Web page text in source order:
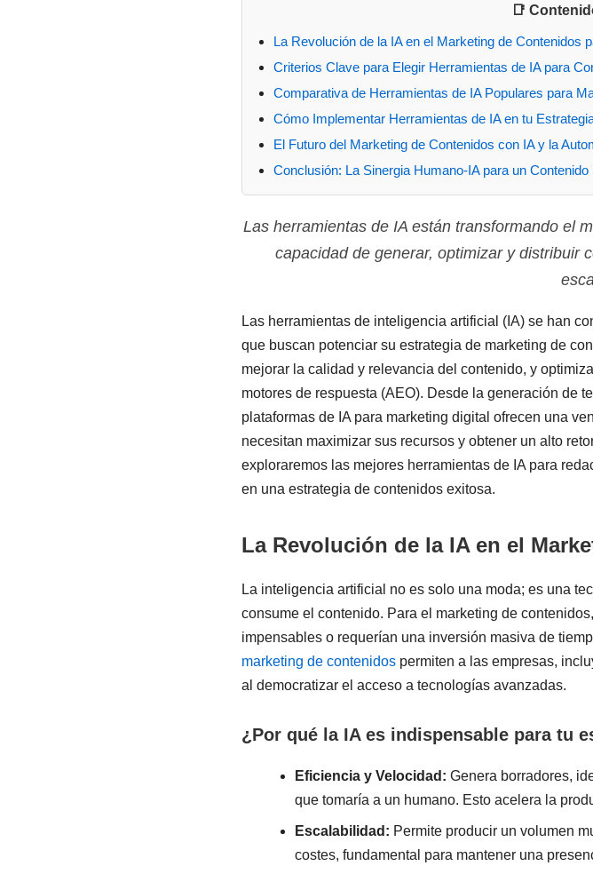
📑
La Revolución de la IA en el Marketing de Contenidos
Criterios Clave para Elegir Herramientas de IA para
Comparativa de Herramientas de IA Populares para
Cómo Implementar Herramientas de IA en tu
El Futuro del Marketing de Contenidos con IA y la
Conclusión: La Sinergia Humano-IA para un Contenido
Las herramientas de IA están transformando el
capacidad de generar, optimizar y distribuir
Las herramientas de inteligencia artificial (IA) se han
que buscan potenciar su estrategia de marketing de
mejorar la calidad y relevancia del contenido, y
motores de respuesta (AEO). Desde la generación de
plataformas de IA para marketing digital ofrecen una
necesitan maximizar sus recursos y obtener un alto
exploraremos las mejores herramientas de IA para
en una estrategia de contenidos exitosa.
La Revolución de la IA en el
La inteligencia artificial no es solo una moda; es una
consume el contenido. Para el marketing de
impensables o requerían una inversión masiva de
marketing de contenidos permiten a las empresas,
al democratizar el acceso a tecnologías avanzadas.
¿Por qué la IA es indispensable para tu
Eficiencia y Velocidad: Genera borradores,
que tomaría a un humano. Esto acelera la
Escalabilidad: Permite producir un volumen
costes, fundamental para mantener una